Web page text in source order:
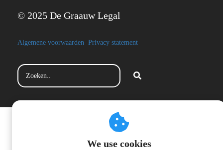
© 2025 De Graauw Legal
Algemene voorwaarden Privacy statement
We use cookies